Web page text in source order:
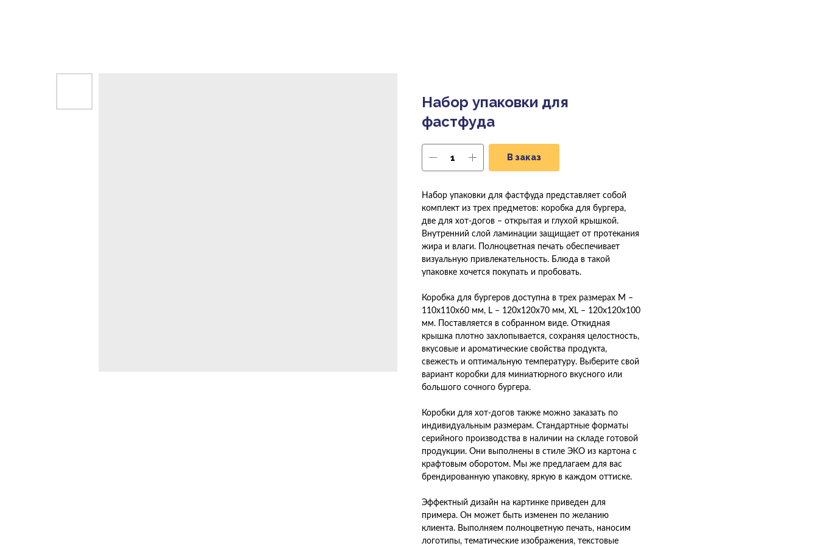
Набор упаковки для
фастфуда
В заказ
Набор упаковки для фастфуда представляет собой
комплект из трех предметов: коробка для бургера,
две для хот-догов – открытая и глухой крышкой.
Внутренний слой ламинации защищает от протекания
жира и влаги. Полноцветная печать обеспечивает
визуальную привлекательность. Блюда в такой
упаковке хочется покупать и пробовать.
Коробка для бургеров доступна в трех размерах M –
110х110х60 мм, L – 120х120х70 мм, XL – 120х120х100
мм. Поставляется в собранном виде. Откидная
крышка плотно захлопывается, сохраняя целостность,
вкусовые и ароматические свойства продукта,
свежесть и оптимальную температуру. Выберите свой
вариант коробки для миниатюрного вкусного или
большого сочного бургера.
Коробки для хот-догов также можно заказать по
индивидуальным размерам. Стандартные форматы
серийного производства в наличии на складе готовой
продукции. Они выполнены в стиле ЭКО из картона с
крафтовым оборотом. Мы же предлагаем для вас
брендированную упаковку, яркую в каждом оттиске.
Эффектный дизайн на картинке приведен для
примера. Он может быть изменен по желанию
клиента. Выполняем полноцветную печать, наносим
логотипы, тематические изображения, текстовые